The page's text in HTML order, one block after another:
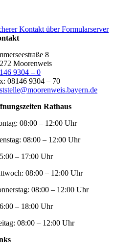
Kontakt über Formularserver
8
Moorenweis
9304 – 0
08146 9304 – 70
Rathaus
08:00 – 12:00 Uhr
08:00 – 12:00 Uhr
– 17:00 Uhr
08:00 – 12:00 Uhr
08:00 – 12:00 Uhr
– 18:00 Uhr
08:00 – 12:00 Uhr